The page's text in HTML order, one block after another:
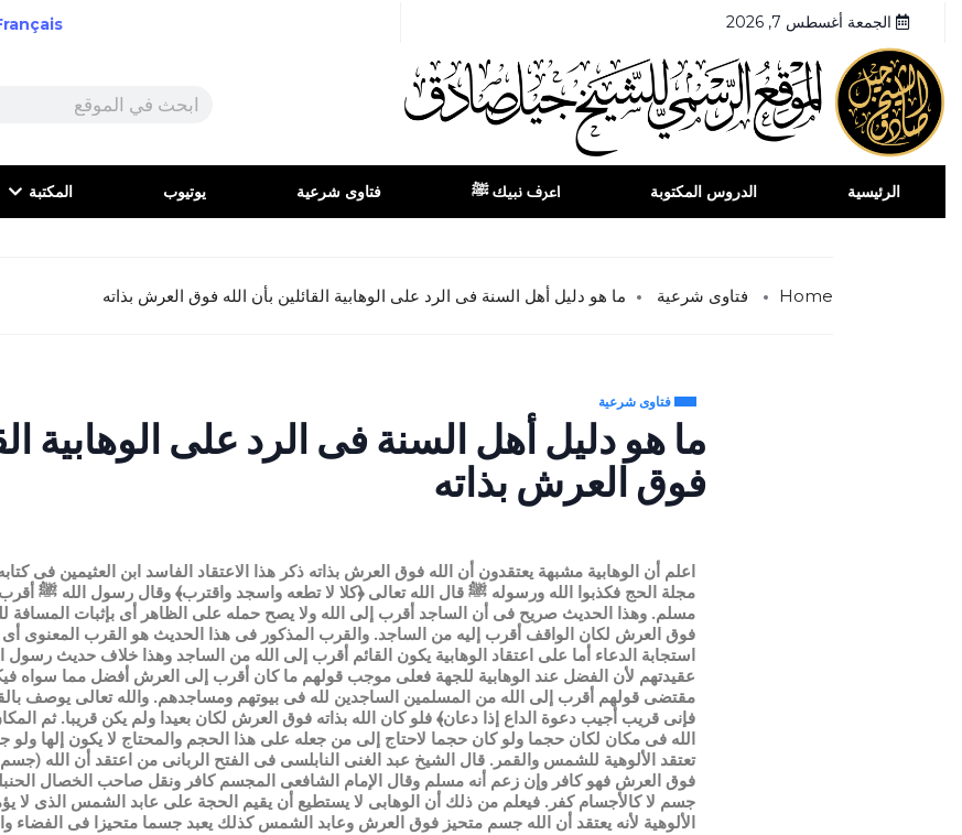
الجمعة أغسطس 7, 2026
الرئيسية الدروس المكتوبة اعرف نبيك ﷺ فتاوى شرعية يوتيوب المكتبة
Home فتاوى شرعية ما هو دليل أهل السنة فى الرد على الوهابية القائلين بأن الله فوق العرش بذاته
فتاوى شرعية
ما هو دليل أهل السنة فى الرد على الوهابية
فوق العرش بذاته
اعلم أن الوهابية مشبهة يعتقدون أن الله فوق العرش بذاته ذكر هذا الاعتقاد الفاسد ابن العثيمين فى
مجلة الحج فكذبوا الله ورسوله ﷺ قال الله تعالى ﴿كلا لا تطعه واسجد واقترب﴾ وقال رسول الله ﷺ
مسلم. وهذا الحديث صريح فى أن الساجد أقرب إلى الله ولا يصح حمله على الظاهر أى بإثبات المسافة
فوق العرش لكان الواقف أقرب إليه من الساجد. والقرب المذكور فى هذا الحديث هو القرب المعنوى
استجابة الدعاء أما على اعتقاد الوهابية يكون القائم أقرب إلى الله من الساجد وهذا خلاف حديث
عقيدتهم لأن الفضل عند الوهابية للجهة فعلى موجب قولهم ما كان أقرب إلى العرش أفضل مما سواه
مقتضى قولهم أقرب إلى الله من المسلمين الساجدين لله فى بيوتهم ومساجدهم. والله تعالى يوصف
فإنى قريب أجيب دعوة الداع إذا دعان﴾ فلو كان الله بذاته فوق العرش لكان بعيدا ولم يكن قريبا. ثم
الله فى مكان لكان حجما ولو كان حجما لاحتاج إلى من جعله على هذا الحجم والمحتاج لا يكون إلها ولو
تعتقد الألوهية للشمس والقمر. قال الشيخ عبد الغنى النابلسى فى الفتح الربانى من اعتقد أن الله
فوق العرش فهو كافر وإن زعم أنه مسلم وقال الإمام الشافعى المجسم كافر ونقل صاحب الخصال
جسم لا كالأجسام كفر. فيعلم من ذلك أن الوهابى لا يستطيع أن يقيم الحجة على عابد الشمس الذى لا
الألوهية لأنه يعتقد أن الله جسم متحيز فوق العرش وعابد الشمس كذلك يعبد جسما متحيزا فى الفضاء